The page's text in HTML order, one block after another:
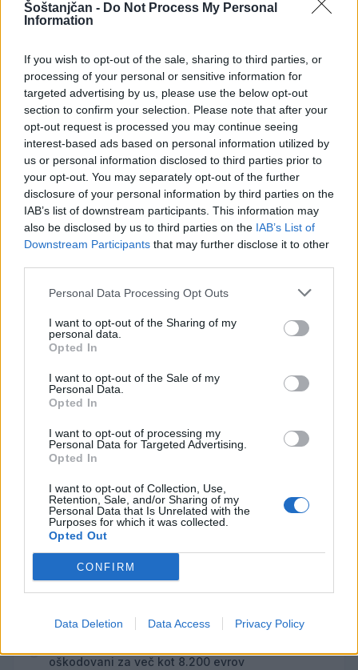
Šoštanjčan - Do Not Process My Personal
Information
If you wish to opt-out of the sale, sharing to third parties, or
processing of your personal or sensitive information for
targeted advertising by us, please use the below opt-out
section to confirm your selection. Please note that after your
opt-out request is processed you may continue seeing
interest-based ads based on personal information utilized by
us or personal information disclosed to third parties prior to
your opt-out. You may separately opt-out of the further
disclosure of your personal information by third parties on the
IAB’s list of downstream participants. This information may
also be disclosed by us to third parties on the IAB’s List of
Downstream Participants that may further disclose it to other
Personal Data Processing Opt Outs
I want to opt-out of the Sharing of my
personal data.
Opted In
I want to opt-out of the Sale of my
Personal Data.
Opted In
I want to opt-out of processing my
Personal Data for Targeted Advertising.
Opted In
I want to opt-out of Collection, Use,
Retention, Sale, and/or Sharing of my
Personal Data that Is Unrelated with the
Purposes for which it was collected.
Opted Out
CONFIRM
Data Deletion Data Access Privacy Policy
4. avgust 2026
NLB Mobilna poslovalnica Bank&Go bo
avgusta trikrat obiskala šoštanjsko
občino
2. avgust 2026
V ponedeljek bo v naselju Ravne
prekinjena oziroma motena dobava
pitne vode
25. julij 2026
posameznik kazensko odgovoren za javno spodbujanje
sovraštva, nasilja ali nestrpnosti. Komentarji z žaljivimi,
bodo odstranjeni. Pravila komentiranja →
Failed to fetch
Občina Šoštanj je pričela z obnovo vodovoda in
kanalizacije na območju Penšek v Florjanu
(VIDEO) "Mislil sem, da je konec": Lastnik
velenjske picerije o padcu s padalom na
Hrvaškem
3
Za posledicami prometne nesreče umrl 95-letni
omenjeni družini policija doslej še nikoli ni
5
oškodovani za več kot 8.200 evrov